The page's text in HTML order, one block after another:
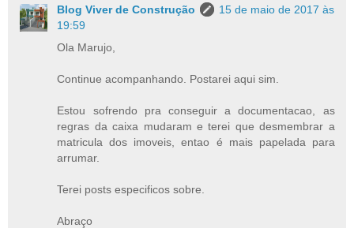
Blog Viver de Construção
15 de maio de 2017 às
19:59
Ola Marujo,
Continue acompanhando. Postarei aqui sim.
Estou sofrendo pra conseguir a documentacao, as
regras da caixa mudaram e terei que desmembrar a
matricula dos imoveis, entao é mais papelada para
arrumar.
Terei posts especificos sobre.
Abraço